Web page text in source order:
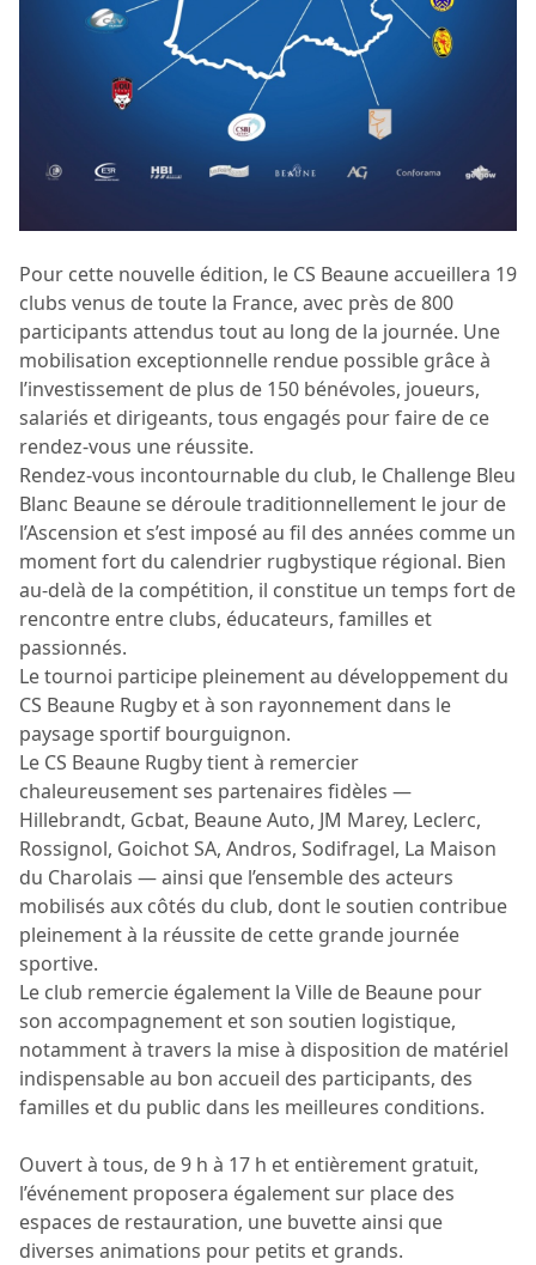
Pour cette nouvelle édition, le CS Beaune accueillera 19
clubs venus de toute la France, avec près de 800
participants attendus tout au long de la journée. Une
mobilisation exceptionnelle rendue possible grâce à
l’investissement de plus de 150 bénévoles, joueurs,
salariés et dirigeants, tous engagés pour faire de ce
rendez-vous une réussite.
Rendez-vous incontournable du club, le Challenge Bleu
Blanc Beaune se déroule traditionnellement le jour de
l’Ascension et s’est imposé au fil des années comme un
moment fort du calendrier rugbystique régional. Bien
au-delà de la compétition, il constitue un temps fort de
rencontre entre clubs, éducateurs, familles et
passionnés.
Le tournoi participe pleinement au développement du
CS Beaune Rugby et à son rayonnement dans le
paysage sportif bourguignon.
Le CS Beaune Rugby tient à remercier
chaleureusement ses partenaires fidèles —
Hillebrandt, Gcbat, Beaune Auto, JM Marey, Leclerc,
Rossignol, Goichot SA, Andros, Sodifragel, La Maison
du Charolais — ainsi que l’ensemble des acteurs
mobilisés aux côtés du club, dont le soutien contribue
pleinement à la réussite de cette grande journée
sportive.
Le club remercie également la Ville de Beaune pour
son accompagnement et son soutien logistique,
notamment à travers la mise à disposition de matériel
indispensable au bon accueil des participants, des
familles et du public dans les meilleures conditions.
Ouvert à tous, de 9 h à 17 h et entièrement gratuit,
l’événement proposera également sur place des
espaces de restauration, une buvette ainsi que
diverses animations pour petits et grands.